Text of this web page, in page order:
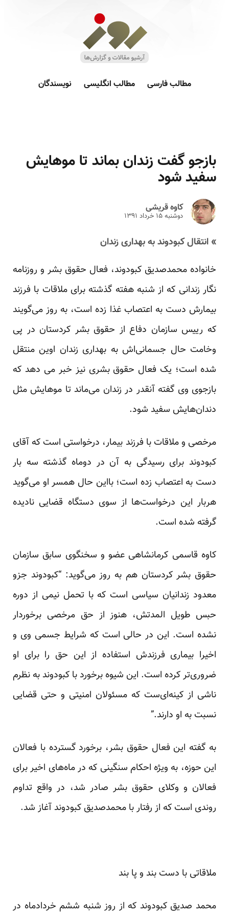
مطالب فارسی مطالب انگلیسی نویسندگان
بازجو گفت زندان بماند تا مو‌هایش
سفید شود
کاوه قریشی
دوشنبه ۱۵ خرداد ۱۳۹۱
» انتقال کبودوند به بهداری زندان
خانواده محمدصدیق کبودوند، فعال حقوق بشر و روزنامه
نگار زندانی که از شنبه هفته گذشته برای ملاقات با فرزند
بیمارش دست به اعتصاب غذا زده است، به روز می‌گویند
که رییس سازمان دفاع از حقوق بشر کردستان در پی
وخامت حال جسمانی‌اش به بهداری زندان اوین منتقل
شده است؛ یک فعال حقوق بشری نیز خبر می دهد که
بازجوی وی گفته آنقدر در زندان می‌ماند تا مو‌هایش مثل
دندان‌هایش سفید شود.
مرخصی و ملاقات با فرزند بیمار، درخواستی است که آقای
کبودوند برای رسیدگی به آن در دوماه گذشته سه بار
دست به اعتصاب زده است؛ بااین حال همسر او می‌گوید
هربار این درخواست‌ها از سوی دستگاه قضایی نادیده
گرفته شده است.
کاوه قاسمی کرمانشاهی عضو و سخنگوی سابق سازمان
حقوق بشر کردستان هم به روز می‌گوید: “کبودوند جزو
معدود زندانیان سیاسی است که با تحمل نیمی از دوره
حبس طویل المدتش، هنوز از حق مرخصی برخوردار
نشده است. این در حالی است که شرایط جسمی وی و
اخیرا بیماری فرزندش استفاده از این حق را برای او
ضروری‌تر کرده است. این شیوه برخورد با کبودوند به نظرم
ناشی از کینه‌ای‌ست که مسئولان امنیتی و حتی قضایی
نسبت به او دارند.”
به گفته این فعال حقوق بشر، برخورد گسترده با فعالان
این حوزه، به ویژه احکام سنگینی که در ماه‌های اخیر برای
فعالان و وکلای حقوق بشر صادر شد، در واقع تداوم
روندی است که از رفتار با محمدصدیق کبودوند آغاز شد.
ملاقاتی با دست بند و پا بند
محمد صدیق کبودوند که از روز شنبه ششم خردادماه در